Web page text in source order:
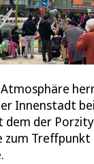
Innenstadt
der
zum Treffpunkt